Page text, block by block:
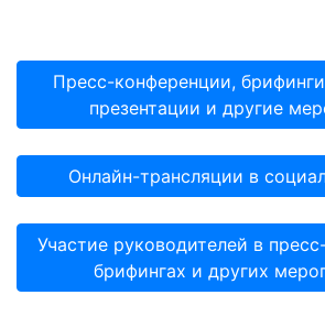
Пресс-конференции,
презентации и другие
Онлайн-трансляции в
Участие руководителей в
брифингах и других